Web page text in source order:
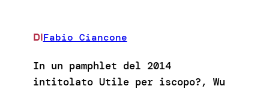
DIFabio Ciancone
In un pamphlet del 2014
intitolato Utile per iscopo?, Wu